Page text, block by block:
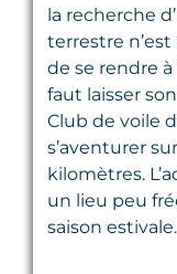
la recherche
terrestre n’est
de se rendre à
faut laisser
Club de voile
s’aventurer
kilomètres.
un lieu peu
saison estivale.